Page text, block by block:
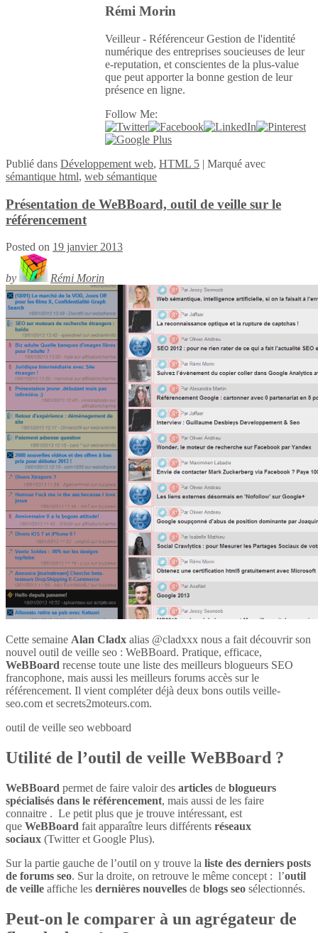
Rémi Morin
Veilleur - Référenceur Gestion de l'identité
numérique des entreprises soucieuses de leur
e-reputation, et conscientes de la plus-value
que peut apporter la bonne gestion de leur
présence en ligne.
Follow Me:
Publié dans Développement web, HTML 5 | Marqué avec
sémantique html, web sémantique
Présentation de WeBBoard, outil de veille sur le
référencement
Posted on 19 janvier 2013
by Rémi Morin
Cette semaine Alan Cladx alias @cladxxx nous a fait découvrir son
nouvel outil de veille seo : WeBBoard. Pratique, efficace,
WeBBoard recense toute une liste des meilleurs blogueurs SEO
francophone, mais aussi les meilleurs forums accès sur le
référencement. Il vient compléter déjà deux bons outils veille-
seo.com et secrets2moteurs.com.
outil de veille seo webboard
Utilité de l’outil de veille WeBBoard ?
WeBBoard permet de faire valoir des articles de blogueurs
spécialisés dans le référencement, mais aussi de les faire
connaitre . Le petit plus que je trouve intéressant, est
que WeBBoard fait apparaître leurs différents réseaux
sociaux (Twitter et Google Plus).
Sur la partie gauche de l’outil on y trouve la liste des derniers posts
de forums seo. Sur la droite, on retrouve le même concept : l’outil
de veille affiche les dernières nouvelles de blogs seo sélectionnés.
Peut-on le comparer à un agrégateur de